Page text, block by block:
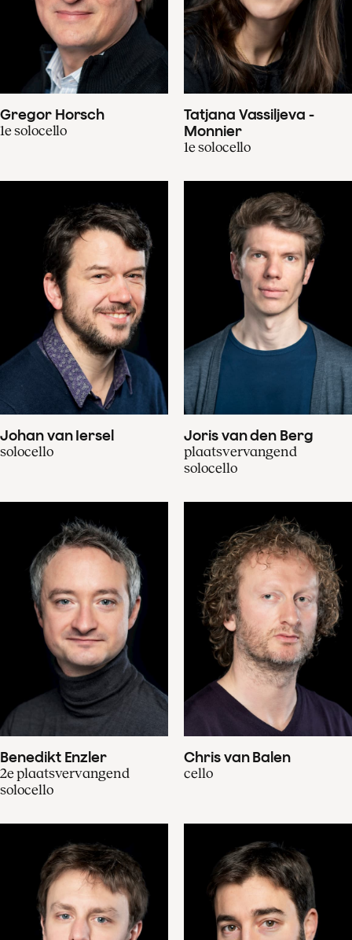
Gregor Horsch
1e solocello
Tatjana Vassiljeva -
Monnier
1e solocello
Johan van Iersel
solocello
Joris van den Berg
plaatsvervangend
solocello
Benedikt Enzler
2e plaatsvervangend
solocello
Chris van Balen
cello